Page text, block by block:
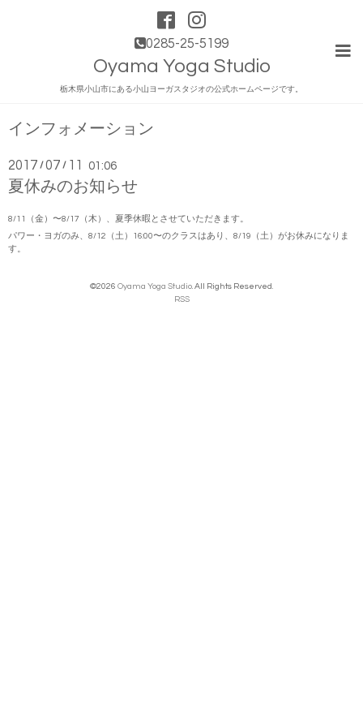
0285-25-5199
Oyama Yoga Studio
栃木県小山市にある小山ヨーガスタジオの公式ホームページです。
インフォメーション
2017 /07 / 11 01:06
夏休みのお知らせ
8/11（金）〜8/17（木）、夏季休暇とさせていただきます。
パワー・ヨガのみ、8/12（土）16:00〜のクラスはあり、8/19（土）がお休みになりま
す。
©2026 Oyama Yoga Studio. All Rights Reserved.
RSS